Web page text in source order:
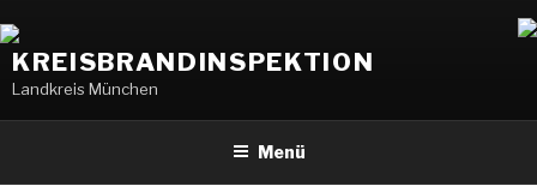
zum
Inhalt
KREISBRANDINSPEKTION
Landkreis München
Menü